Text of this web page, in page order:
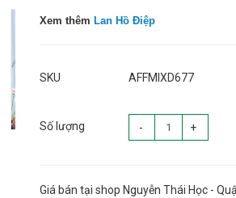
Xem thêm Lan Hồ Điệp
SKU AFFMIXD677
Số lượng - +
Giá bán tại shop Nguyễn Thái Học -